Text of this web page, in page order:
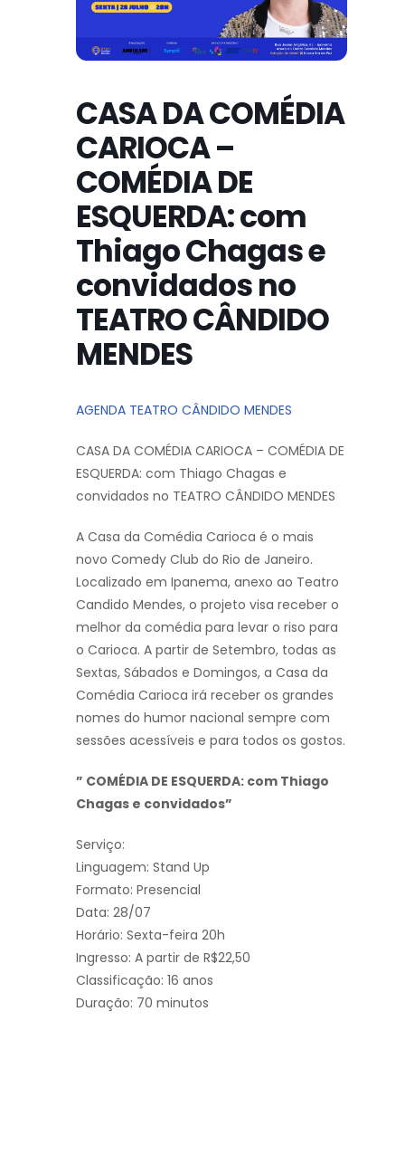
CASA DA COMÉDIA
CARIOCA –
COMÉDIA DE
ESQUERDA: com
Thiago Chagas e
convidados no
TEATRO CÂNDIDO
MENDES
AGENDA TEATRO CÂNDIDO MENDES
CASA DA COMÉDIA CARIOCA – COMÉDIA DE
ESQUERDA: com Thiago Chagas e
convidados no TEATRO CÂNDIDO MENDES
A Casa da Comédia Carioca é o mais
novo Comedy Club do Rio de Janeiro.
Localizado em Ipanema, anexo ao Teatro
Candido Mendes, o projeto visa receber o
melhor da comédia para levar o riso para
o Carioca. A partir de Setembro, todas as
Sextas, Sábados e Domingos, a Casa da
Comédia Carioca irá receber os grandes
nomes do humor nacional sempre com
sessões acessíveis e para todos os gostos.
” COMÉDIA DE ESQUERDA: com Thiago
Chagas e convidados”
Serviço:
Linguagem: Stand Up
Formato: Presencial
Data: 28/07
Horário: Sexta-feira 20h
Ingresso: A partir de R$22,50
Classificação: 16 anos
Duração: 70 minutos